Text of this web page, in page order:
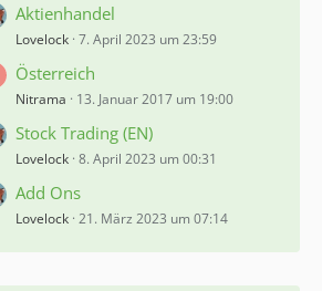
Aktienhandel
Lovelock 7. April 2023 um 23:59
Österreich
Nitrama 13. Januar 2017 um 19:00
Stock Trading (EN)
Lovelock 8. April 2023 um 00:31
Add Ons
Lovelock 21. März 2023 um 07:14